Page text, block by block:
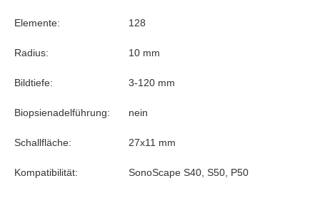
Elemente: 128
Radius: 10 mm
Bildtiefe: 3-120 mm
Biopsienadelführung: nein
Schallfläche: 27x11 mm
Kompatibilität: SonoScape S40, S50, P50